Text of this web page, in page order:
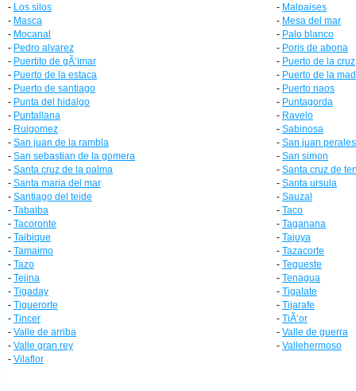
- Los silos - Malpaises
- Masca - Mesa del mar
- Mocanal - Palo blanco
- Pedro alvarez - Poris de abona
- Puertito de gÃ‘imar - Puerto de la cruz
- Puerto de la estaca - Puerto de la
- Puerto de santiago - Puerto naos
- Punta del hidalgo - Puntagorda
- Puntallana - Ravelo
- Ruigomez - Sabinosa
- San juan de la rambla - San juan perales
- San sebastian de la gomera - San simon
- Santa cruz de la palma - Santa cruz de
- Santa maria del mar - Santa ursula
- Santiago del teide - Sauzal
- Tabaiba - Taco
- Tacoronte - Taganana
- Taibique - Tajuya
- Tamaimo - Tazacorte
- Tazo - Tegueste
- Tejina - Tenagua
- Tigaday - Tigalate
- Tiguerorte - Tijarafe
- Tincer - TiÃ‘or
- Valle de arriba - Valle de guerra
- Valle gran rey - Vallehermoso
- Vilaflor